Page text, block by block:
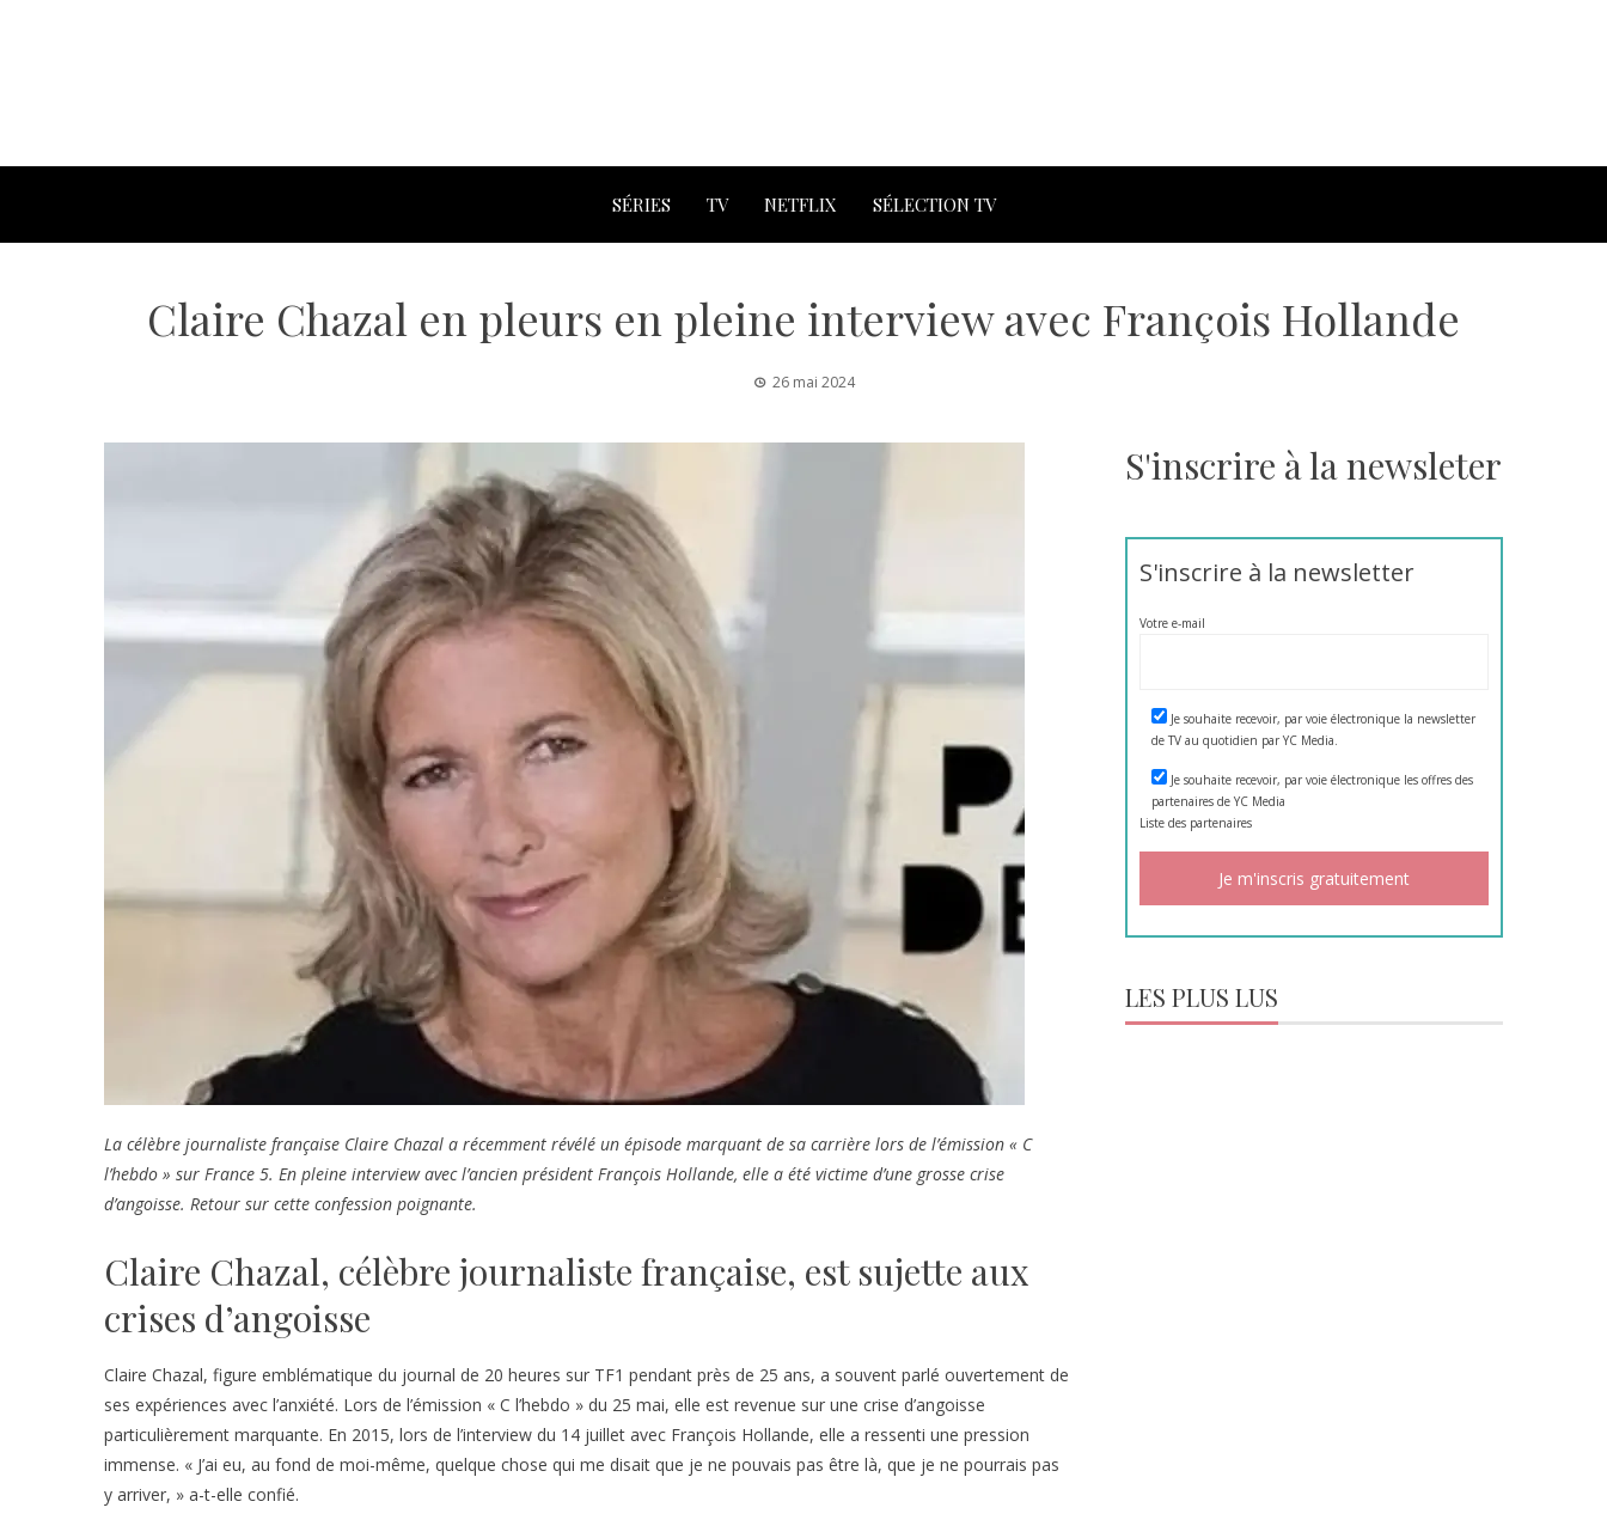
SÉRIES TV NETFLIX SÉLECTION TV
Claire Chazal en pleurs en pleine interview avec François Hollande
26 mai 2024
La célèbre journaliste française Claire Chazal a récemment révélé un épisode marquant de sa carrière lors de l’émission « C
l’hebdo » sur France 5. En pleine interview avec l’ancien président François Hollande, elle a été victime d’une grosse crise
d’angoisse. Retour sur cette confession poignante.
Claire Chazal, célèbre journaliste française, est sujette aux
crises d’angoisse
Claire Chazal, figure emblématique du journal de 20 heures sur TF1 pendant près de 25 ans, a souvent parlé ouvertement de
ses expériences avec l’anxiété. Lors de l’émission « C l’hebdo » du 25 mai, elle est revenue sur une crise d’angoisse
particulièrement marquante. En 2015, lors de l’interview du 14 juillet avec François Hollande, elle a ressenti une pression
immense. « J’ai eu, au fond de moi-même, quelque chose qui me disait que je ne pouvais pas être là, que je ne pourrais pas
y arriver, » a-t-elle confié.
S'inscrire à la newsleter
S'inscrire à la newsletter
Votre e-mail
Je souhaite recevoir, par voie électronique la newsletter
de TV au quotidien par YC Media.
Je souhaite recevoir, par voie électronique les offres des
partenaires de YC Media
Liste des partenaires
LES PLUS LUS